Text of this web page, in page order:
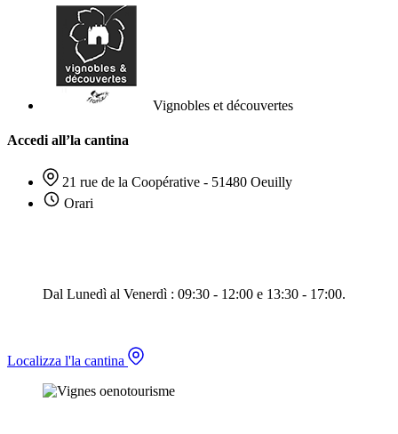
Vignobles et découvertes
Accedi all’la cantina
21 rue de la Coopérative - 51480 Oeuilly
Orari
Dal Lunedì al Venerdì : 09:30 - 12:00 e 13:30 - 17:00.
Localizza l'la cantina